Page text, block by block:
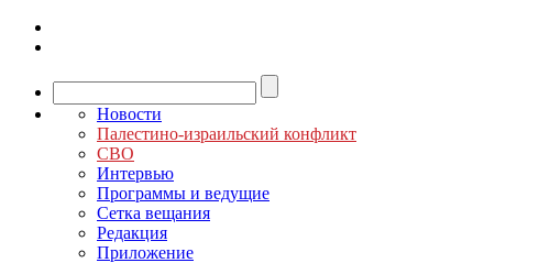
Новости
Палестино-израильский конфликт
СВО
Интервью
Программы и ведущие
Сетка вещания
Редакция
Приложение